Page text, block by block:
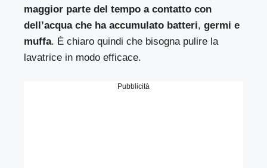
maggior parte del tempo a contatto con
dell’acqua che ha accumulato batteri,germi e
muffa. È chiaro quindi che bisogna pulire la
lavatrice in modo efficace.
Pubblicità